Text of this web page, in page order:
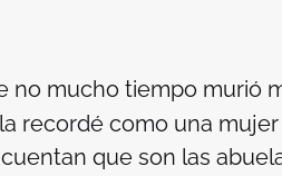
no mucho tiempo murió
recordé como una
que son las